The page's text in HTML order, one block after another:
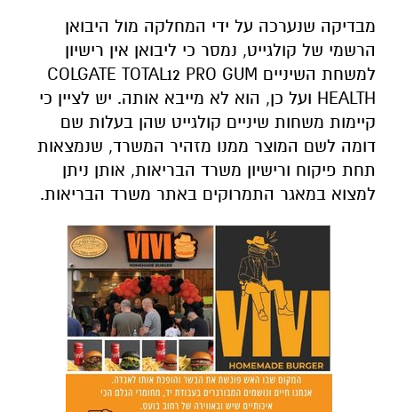
קיימות משחות שיניים קולגייט שהן בעלות שם
דומה לשם המוצר ממנו מזהיר המשרד, שנמצאות
תחת פיקוח ורישיון משרד הבריאות, אותן ניתן
למצוא במאגר התמרוקים באתר משרד הבריאות.